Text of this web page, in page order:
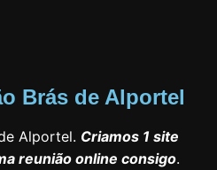
Brás de Alportel
Alportel. Criamos 1 site
reunião online consigo.